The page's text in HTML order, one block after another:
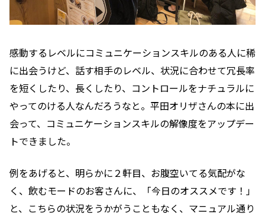
感動するレベルにコミュニケーションスキルのある人に稀
に出会うけど、話す相手のレベル、状況に合わせて冗長率
を短くしたり、長くしたり、コントロールをナチュラルに
やってのける人なんだろうなと。平田オリザさんの本に出
会って、コミュニケーションスキルの解像度をアップデー
トできました。
例をあげると、明らかに２軒目、お腹空いてる気配がな
く、飲むモードのお客さんに、「今日のオススメです！」
と、こちらの状況をうかがうこともなく、マニュアル通り